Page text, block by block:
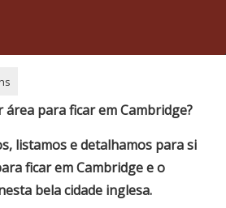
para ficar em Cambridge?
listamos e detalhamos para si
ficar em Cambridge e o
bela cidade inglesa.